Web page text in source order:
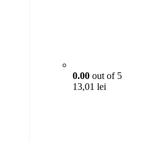
0.00 out of 5
13,01 lei